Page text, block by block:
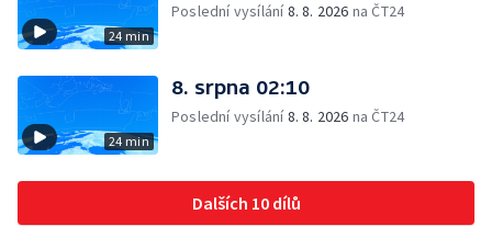
24 min
Poslední vysílání8. 8. 2026 na ČT24
24 min
8. srpna 02:10
Poslední vysílání8. 8. 2026 na ČT24
Dalších 10 dílů